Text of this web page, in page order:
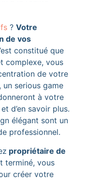
? Votre
de vos
constitué que
complexe, vous
de votre
serious game
à votre
d’en savoir plus.
élégant sont un
professionnel.
propriétaire de
terminé, vous
créer votre